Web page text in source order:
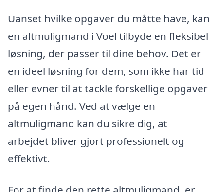
Uanset hvilke opgaver du måtte have, kan
en altmuligmand i Voel tilbyde en fleksibel
løsning, der passer til dine behov. Det er
en ideel løsning for dem, som ikke har tid
eller evner til at tackle forskellige opgaver
på egen hånd. Ved at vælge en
altmuligmand kan du sikre dig, at
arbejdet bliver gjort professionelt og
effektivt.